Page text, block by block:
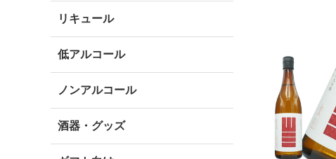
リキュール
低アルコール
ノンアルコール
酒器・グッズ